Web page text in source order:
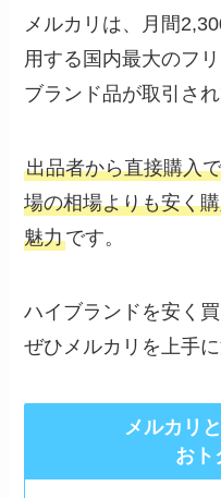
メルカリは、月間
用する国内最大のフ
ブランド品が取引され
出品者から直接購入
場の相場よりも安く
魅力です。
ハイブランドを安く
ぜひメルカリを上手
メルカリ
おト